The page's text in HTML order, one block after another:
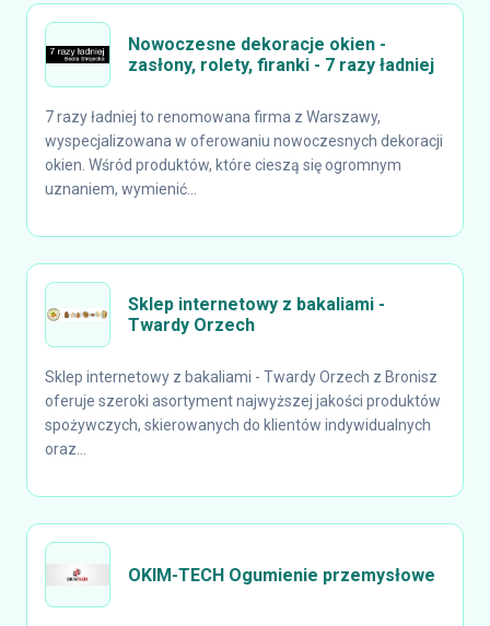
Nowoczesne dekoracje okien -
zasłony, rolety, firanki - 7 razy ładniej
7 razy ładniej to renomowana firma z Warszawy,
wyspecjalizowana w oferowaniu nowoczesnych dekoracji
okien. Wśród produktów, które cieszą się ogromnym
uznaniem, wymienić...
Sklep internetowy z bakaliami -
Twardy Orzech
Sklep internetowy z bakaliami - Twardy Orzech z Bronisz
oferuje szeroki asortyment najwyższej jakości produktów
spożywczych, skierowanych do klientów indywidualnych
oraz...
OKIM-TECH Ogumienie przemysłowe